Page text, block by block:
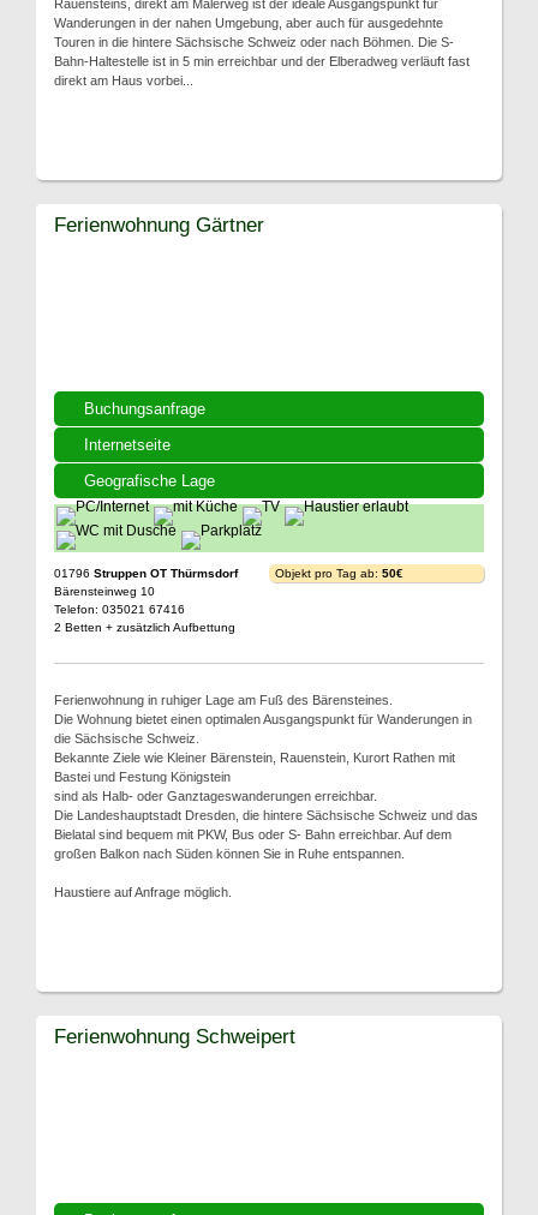
Rauensteins, direkt am Malerweg ist der ideale Ausgangspunkt für
Wanderungen in der nahen Umgebung, aber auch für ausgedehnte
Touren in die hintere Sächsische Schweiz oder nach Böhmen. Die S-
Bahn-Haltestelle ist in 5 min erreichbar und der Elberadweg verläuft fast
direkt am Haus vorbei...
Buchungsanfrage
Internetseite
Geografische Lage
Ferienwohnung Gärtner
01796 Struppen OT Thürmsdorf
Bärensteinweg 10
Telefon: 035021 67416
2 Betten + zusätzlich Aufbettung
Objekt pro Tag ab: 50€
Ferienwohnung in ruhiger Lage am Fuß des Bärensteines.
Die Wohnung bietet einen optimalen Ausgangspunkt für Wanderungen in
die Sächsische Schweiz.
Bekannte Ziele wie Kleiner Bärenstein, Rauenstein, Kurort Rathen mit
Bastei und Festung Königstein
sind als Halb- oder Ganztageswanderungen erreichbar.
Die Landeshauptstadt Dresden, die hintere Sächsische Schweiz und das
Bielatal sind bequem mit PKW, Bus oder S- Bahn erreichbar. Auf dem
großen Balkon nach Süden können Sie in Ruhe entspannen.
Haustiere auf Anfrage möglich.
Ferienwohnung Schweipert